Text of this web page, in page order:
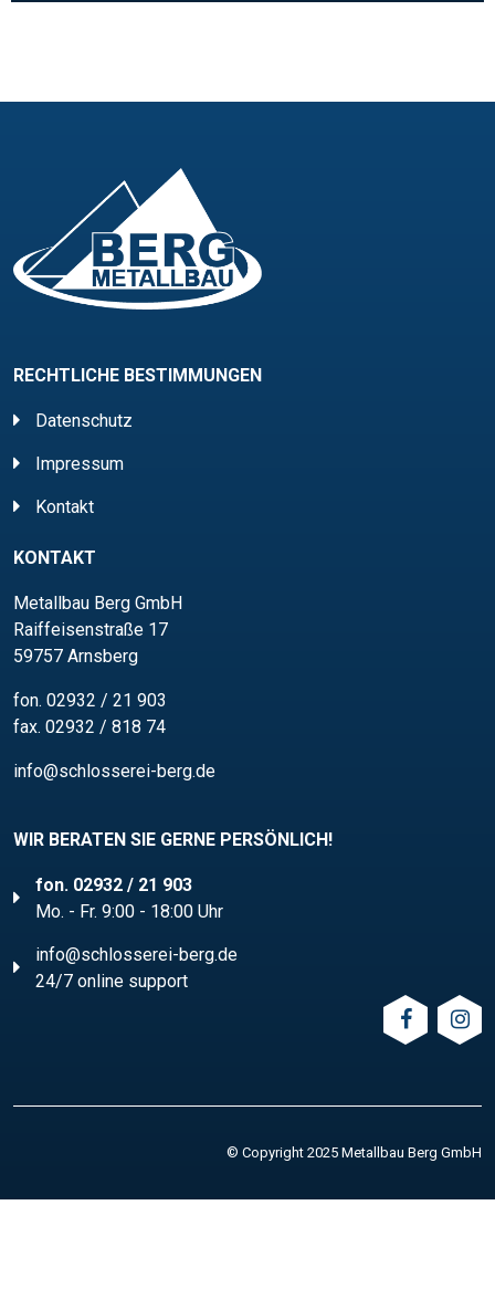
RECHTLICHE BESTIMMUNGEN
Datenschutz
Impressum
Kontakt
KONTAKT
Metallbau Berg GmbH
Raiffeisenstraße 17
59757 Arnsberg
fon. 02932 / 21 903
fax. 02932 / 818 74
info@schlosserei-berg.de
WIR BERATEN SIE GERNE PERSÖNLICH!
fon. 02932 / 21 903
Mo. - Fr. 9:00 - 18:00 Uhr
info@schlosserei-berg.de
24/7 online support
© Copyright 2025 Metallbau Berg GmbH